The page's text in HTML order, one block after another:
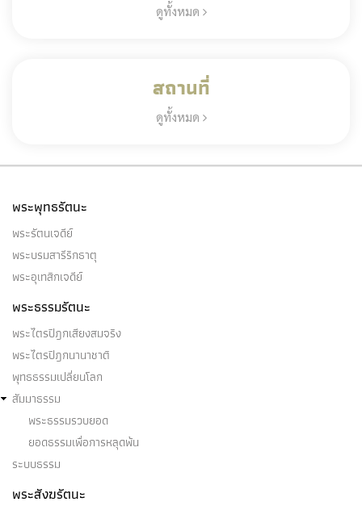
ดูทั้งหมด
สถานที่
ดูทั้งหมด
พระพุทธรัตนะ
พระรัตนเจดีย์
พระบรมสารีริกธาตุ
พระอุเทสิกเจดีย์
พระธรรมรัตนะ
พระไตรปิฎกเสียงสมจริง
พระไตรปิฎกนานาชาติ
พุทธธรรมเปลี่ยนโลก
สัมมาธรรม
พระธรรมรวบยอด
ยอดธรรมเพื่อการหลุดพ้น
ระบบธรรม
พระสังฆรัตนะ